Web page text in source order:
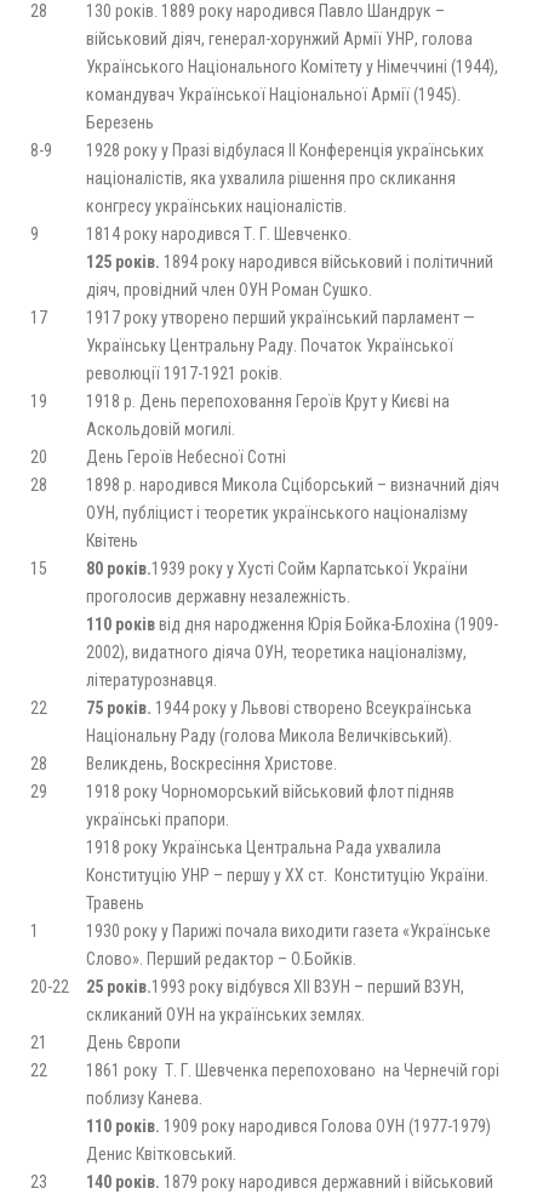
28
130 років. 1889 року народився Павло Шандрук –
військовий діяч, генерал-хорунжий Армії УНР, голова
Українського Національного Комітету у Німеччині (1944),
командувач Української Національної Армії (1945).
Березень
8-9
1928 року у Празі відбулася ІІ Конференція українських
націоналістів, яка ухвалила рішення про скликання
конгресу українських націоналістів.
9
1814 року народився Т. Г. Шевченко.
125 років. 1894 року народився військовий і політичний
діяч, провідний член ОУН Роман Сушко.
17
1917 року утворено перший український парламент —
Українську Центральну Раду. Початок Української
революції 1917-1921 років.
19
1918 р. День перепоховання Героїв Крут у Києві на
Аскольдовій могилі.
20
День Героїв Небесної Сотні
28
1898 р. народився Микола Сціборський – визначний діяч
ОУН, публіцист і теоретик українського націоналізму
Квітень
15
80 років.1939 року у Хусті Сойм Карпатської України
проголосив державну незалежність.
110 роківвід дня народження Юрія Бойка-Блохіна (1909-
2002), видатного діяча ОУН, теоретика націоналізму,
літературознавця.
22
75 років. 1944 року у Львові створено Всеукраїнська
Національну Раду (голова Микола Величківський).
28
Великдень, Воскресіння Христове.
29
1918 року Чорноморський військовий флот підняв
українські прапори.
1918 року Українська Центральна Рада ухвалила
Конституцію УНР – першу у ХХ ст. Конституцію України.
Травень
1
1930 року у Парижі почала виходити газета «Українське
Слово». Перший редактор – О.Бойків.
20-22
25 років.1993 року відбувся ХІІ ВЗУН – перший ВЗУН,
скликаний ОУН на українських землях.
21
День Європи
22
1861 року Т. Г. Шевченка перепоховано на Чернечій горі
поблизу Канева.
110 років. 1909 року народився Голова ОУН (1977-1979)
Денис Квітковський.
23
140 років. 1879 року народився державний і військовий